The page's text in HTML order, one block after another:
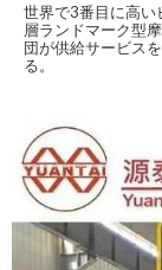
世界で3番目に高
層ランドマーク型
団が供給サービス
る。